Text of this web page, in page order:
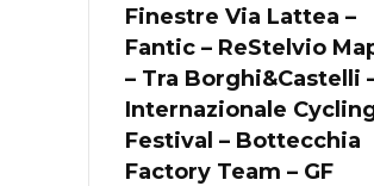
Finestre Via Lattea –
Fantic – ReStelvio
– Tra Borghi&Castelli
Internazionale
Festival – Bottecchia
Factory Team – GF